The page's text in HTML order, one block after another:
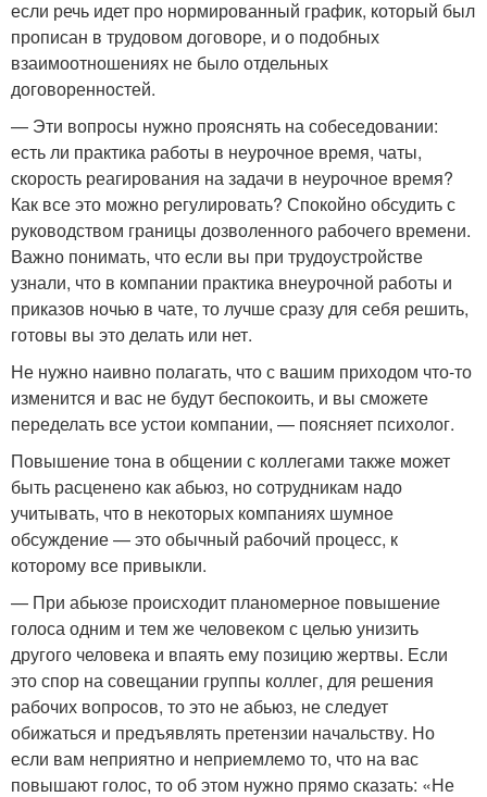
если речь идет про нормированный график, который был
прописан в трудовом договоре, и о подобных
взаимоотношениях не было отдельных
договоренностей.
— Эти вопросы нужно прояснять на собеседовании:
есть ли практика работы в неурочное время, чаты,
скорость реагирования на задачи в неурочное время?
Как все это можно регулировать? Спокойно обсудить с
руководством границы дозволенного рабочего времени.
Важно понимать, что если вы при трудоустройстве
узнали, что в компании практика внеурочной работы и
приказов ночью в чате, то лучше сразу для себя решить,
готовы вы это делать или нет.
Не нужно наивно полагать, что с вашим приходом что-то
изменится и вас не будут беспокоить, и вы сможете
переделать все устои компании, — поясняет психолог.
Повышение тона в общении с коллегами также может
быть расценено как абьюз, но сотрудникам надо
учитывать, что в некоторых компаниях шумное
обсуждение — это обычный рабочий процесс, к
которому все привыкли.
— При абьюзе происходит планомерное повышение
голоса одним и тем же человеком с целью унизить
другого человека и впаять ему позицию жертвы. Если
это спор на совещании группы коллег, для решения
рабочих вопросов, то это не абьюз, не следует
обижаться и предъявлять претензии начальству. Но
если вам неприятно и неприемлемо то, что на вас
повышают голос, то об этом нужно прямо сказать: «Не